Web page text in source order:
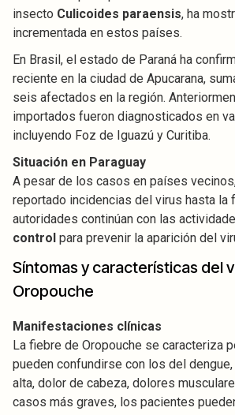
insecto Culicoides paraensis, ha
incrementada en estos países.
En Brasil, el estado de Paraná ha
reciente en la ciudad de Apucarana,
seis afectados en la región.
importados fueron diagnosticados en
incluyendo Foz de Iguazú y Curitiba.
Situación en Paraguay
A pesar de los casos en países
reportado incidencias del virus hasta la
autoridades continúan con las
control para prevenir la aparición del
Síntomas y características del
Oropouche
Manifestaciones clínicas
La fiebre de Oropouche se caracteriza
pueden confundirse con los del
alta, dolor de cabeza, dolores
casos más graves, los pacientes